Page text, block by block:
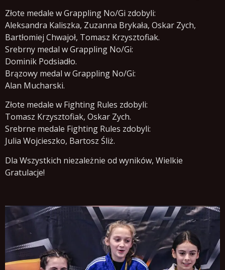
Złote medale w Grappling No/Gi zdobyli:
Aleksandra Kaliszka, Zuzanna Brykała, Oskar Zych,
Bartłomiej Chwajoł, Tomasz Krzysztofiak.
Srebrny medal w Grappling No/Gi:
Dominik Podsiadło.
Brązowy medal w Grappling No/Gi:
Alan Mucharski.
Złote medale w Fighting Rules zdobyli:
Tomasz Krzysztofiak, Oskar Zych.
Srebrne medale Fighting Rules zdobyli:
Julia Wojcieszko, Bartosz Śliż.
Dla Wszystkich niezależnie od wyników, Wielkie
Gratulacje!